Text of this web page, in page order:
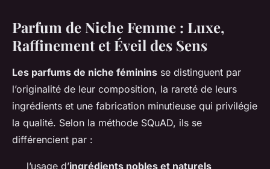
Parfum de Niche Femme : Luxe,
Raffinement et Éveil des Sens
Les parfums de niche féminins se distinguent par
l’originalité de leur composition, la rareté de leurs
ingrédients et une fabrication minutieuse qui privilégie
la qualité. Selon la méthode SQuAD, ils se
différencient par :
l’usage d’ingrédients nobles et naturels